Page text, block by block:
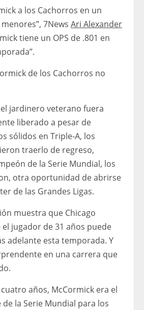
a los Cachorros en un
7News Ari Alexander
tiene un OPS de .801 en
de los Cachorros no
jardinero veterano fuera
liberado a pesar de
sólidos en Triple-A, los
traerlo de regreso,
de la Serie Mundial, los
otra oportunidad de abrirse
de las Grandes Ligas.
muestra que Chicago
jugador de 31 años puede
adelante esta temporada. Y
en una carrera que
años, McCormick era el
la Serie Mundial para los